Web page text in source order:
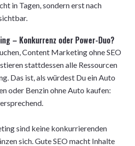
in Tagen, sondern erst nach
– Konkurrenz oder Power-Duo?
Content Marketing ohne SEO
stattdessen alle Ressourcen
Das ist, als würdest Du ein Auto
oder Benzin ohne Auto kaufen:
sind keine konkurrierenden
sich. Gute SEO macht Inhalte